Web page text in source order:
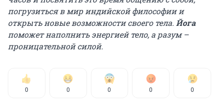
погрузиться в мир индийской философии и
открыть новые возможности своего тела. Йога
поможет наполнить энергией тело, а разум –
проницательной силой.
0 0 0 0 0